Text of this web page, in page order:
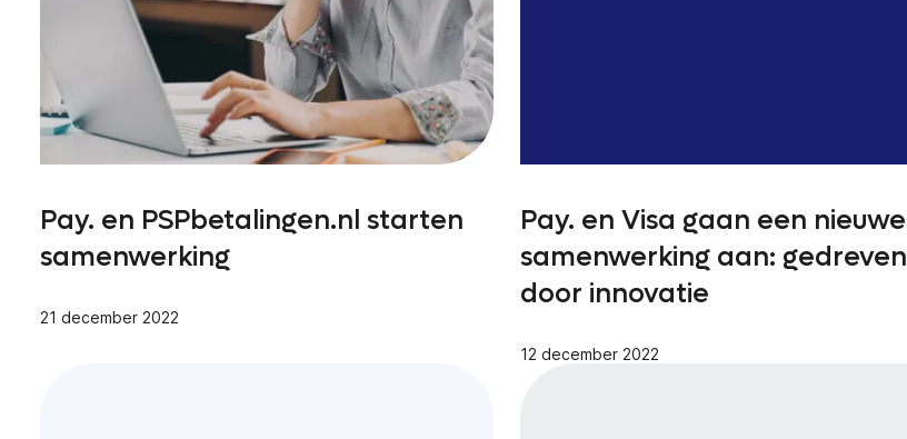
Pay. en PSPbetalingen.nl starten
samenwerking
21 december 2022
Pay. en Visa gaan een nieuwe
samenwerking aan: gedreven
door innovatie
12 december 2022